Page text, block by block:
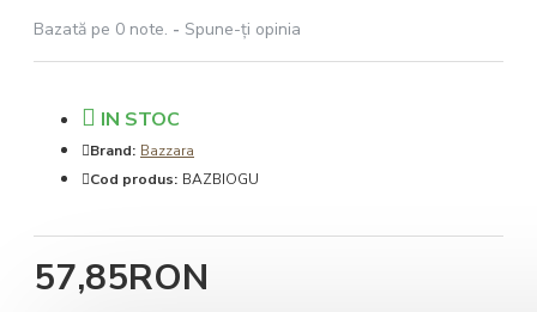
Bazată pe 0 note. - Spune-ţi opinia
57,85RON
IN STOC
Brand: Bazzara
Cod produs: BAZBIOGU